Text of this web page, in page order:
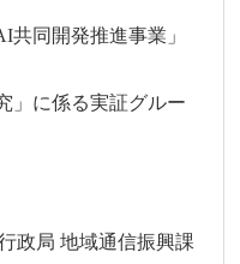
開発推進事業」
に係る実証グルー
局 地域通信振興課